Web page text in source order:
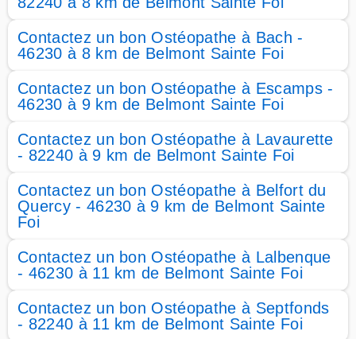
Contactez un bon Ostéopathe à Bach -
46230 à 8 km de Belmont Sainte Foi
Contactez un bon Ostéopathe à Escamps -
46230 à 9 km de Belmont Sainte Foi
Contactez un bon Ostéopathe à Lavaurette
- 82240 à 9 km de Belmont Sainte Foi
Contactez un bon Ostéopathe à Belfort du
Quercy - 46230 à 9 km de Belmont Sainte
Foi
Contactez un bon Ostéopathe à Lalbenque
- 46230 à 11 km de Belmont Sainte Foi
Contactez un bon Ostéopathe à Septfonds
- 82240 à 11 km de Belmont Sainte Foi